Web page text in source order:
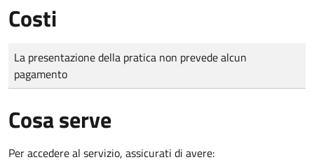
Costi
Tipo di pagamento
Importo
La presentazione della pratica non prevede alcun
pagamento
Cosa serve
Per accedere al servizio, assicurati di avere: